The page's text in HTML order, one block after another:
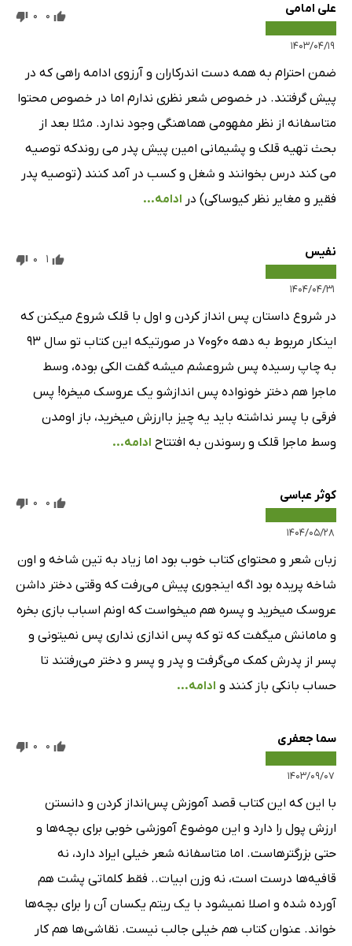
علی امامی
۱۴۰۳/۰۴/۱۹
0
0
ضمن احترام به همه دست اندرکاران و آرزوی ادامه راهی که در
پیش گرفتند. در خصوص شعر نظری ندارم اما در خصوص محتوا
متاسفانه از نظر مفهومی هماهنگی وجود ندارد. مثلا بعد از
بحث تهیه قلک و پشیمانی امین پیش پدر می روندکه توصیه
می کند درس بخوانند و شغل و کسب در آمد کنند (توصیه پدر
فقیر و مغایر نظر کیوساکی) در ادامه...
نفیس
۱۴۰۴/۰۴/۳۱
1
0
در شروع داستان پس انداز کردن و اول با قلک شروع میکنن که
اینکار مربوط به دهه ۶۰و۷۰ در صورتیکه این کتاب تو سال ۹۳
به چاپ رسیده پس شروعشم میشه گفت الکی بوده، وسط
ماجرا هم دختر خونواده پس اندازشو یک عروسک میخره! پس
فرقی با پسر نداشته باید یه چیز باارزش میخرید، باز اومدن
وسط ماجرا قلک و رسوندن به افتتاح ادامه...
کوثر عباسی
۱۴۰۴/۰۵/۲۸
0
0
زبان شعر و محتوای کتاب خوب بود اما زیاد به تین شاخه و اون
شاخه پریده بود اگه اینجوری پیش می‌رفت که وقتی دختر داشن
عروسک میخرید و پسره هم میخواست که اونم اسباب بازی بخره
و مامانش میگفت که تو که پس اندازی نداری پس نمیتونی و
پسر از پدرش کمک می‌گرفت و پدر و پسر و دختر می‌رفتند تا
حساب بانکی باز کنند و ادامه...
سما جعفری
۱۴۰۳/۰۹/۰۷
0
0
با این که این کتاب قصد آموزش پس‌انداز کردن و دانستن
ارزش پول را دارد و این موضوع آموزشی خوبی برای بچه‌ها و
حتی بزرگترهاست. اما متاسفانه شعر خیلی ایراد دارد، نه
قافیه‌ها درست است، نه وزن ابیات.. فقط کلماتی پشت هم
آورده شده و اصلا نمیشود با یک ریتم یکسان آن را برای بچه‌ها
خواند. عنوان کتاب هم خیلی جالب نیست. نقاشی‌ها هم کار